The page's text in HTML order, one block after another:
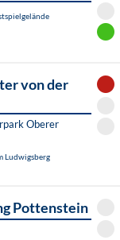
von der
Oberer
Ludwigsberg
Pottenstein